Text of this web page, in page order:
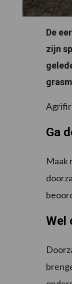
De
zijn
Ga
Maak
Wel